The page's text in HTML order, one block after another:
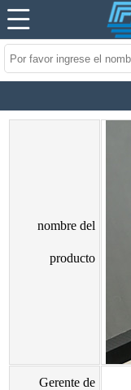
nombre del
producto
Gerente de